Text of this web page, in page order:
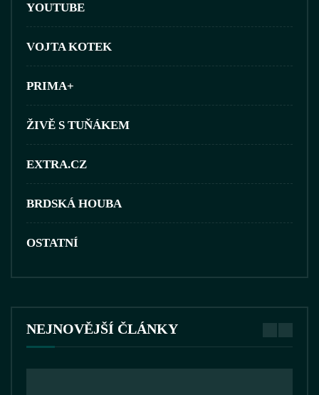
YOUTUBE
VOJTA KOTEK
PRIMA+
ŽIVĚ S TUŇÁKEM
EXTRA.CZ
BRDSKÁ HOUBA
OSTATNÍ
NEJNOVĚJŠÍ ČLÁNKY